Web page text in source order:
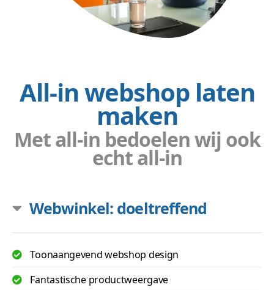
All-in webshop laten
maken
Met all-in bedoelen wij ook
echt all-in
Webwinkel: doeltreffend
Toonaangevend webshop design
Fantastische productweergave